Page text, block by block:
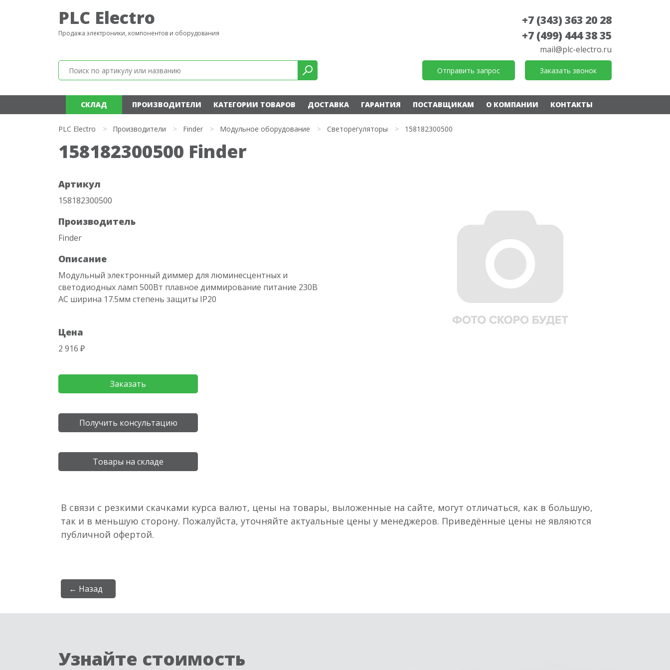
PLC Electro
Продажа электроники, компонентов и оборудования
+7 (343) 363 20 28
+7 (499) 444 38 35
mail@plc-electro.ru
Отправить запрос Заказать звонок
СКЛАД ПРОИЗВОДИТЕЛИ КАТЕГОРИИ ТОВАРОВ ДОСТАВКА ГАРАНТИЯ ПОСТАВЩИКАМ О КОМПАНИИ КОНТАКТЫ
PLC Electro > Производители > Finder > Модульное оборудование > Светорегуляторы > 158182300500
158182300500 Finder
Артикул
158182300500
Производитель
Finder
Описание
Модульный электронный диммер для люминесцентных и
светодиодных ламп 500Вт плавное диммирование питание 230В
АC ширина 17.5мм степень защиты IP20
Цена
2 916 ₽
Заказать
Получить консультацию
Товары на складе
В связи с резкими скачками курса валют, цены на товары, выложенные на сайте, могут отличаться, как в большую,
так и в меньшую сторону. Пожалуйста, уточняйте актуальные цены у менеджеров. Приведённые цены не являются
публичной офертой.
← Назад
Узнайте стоимость